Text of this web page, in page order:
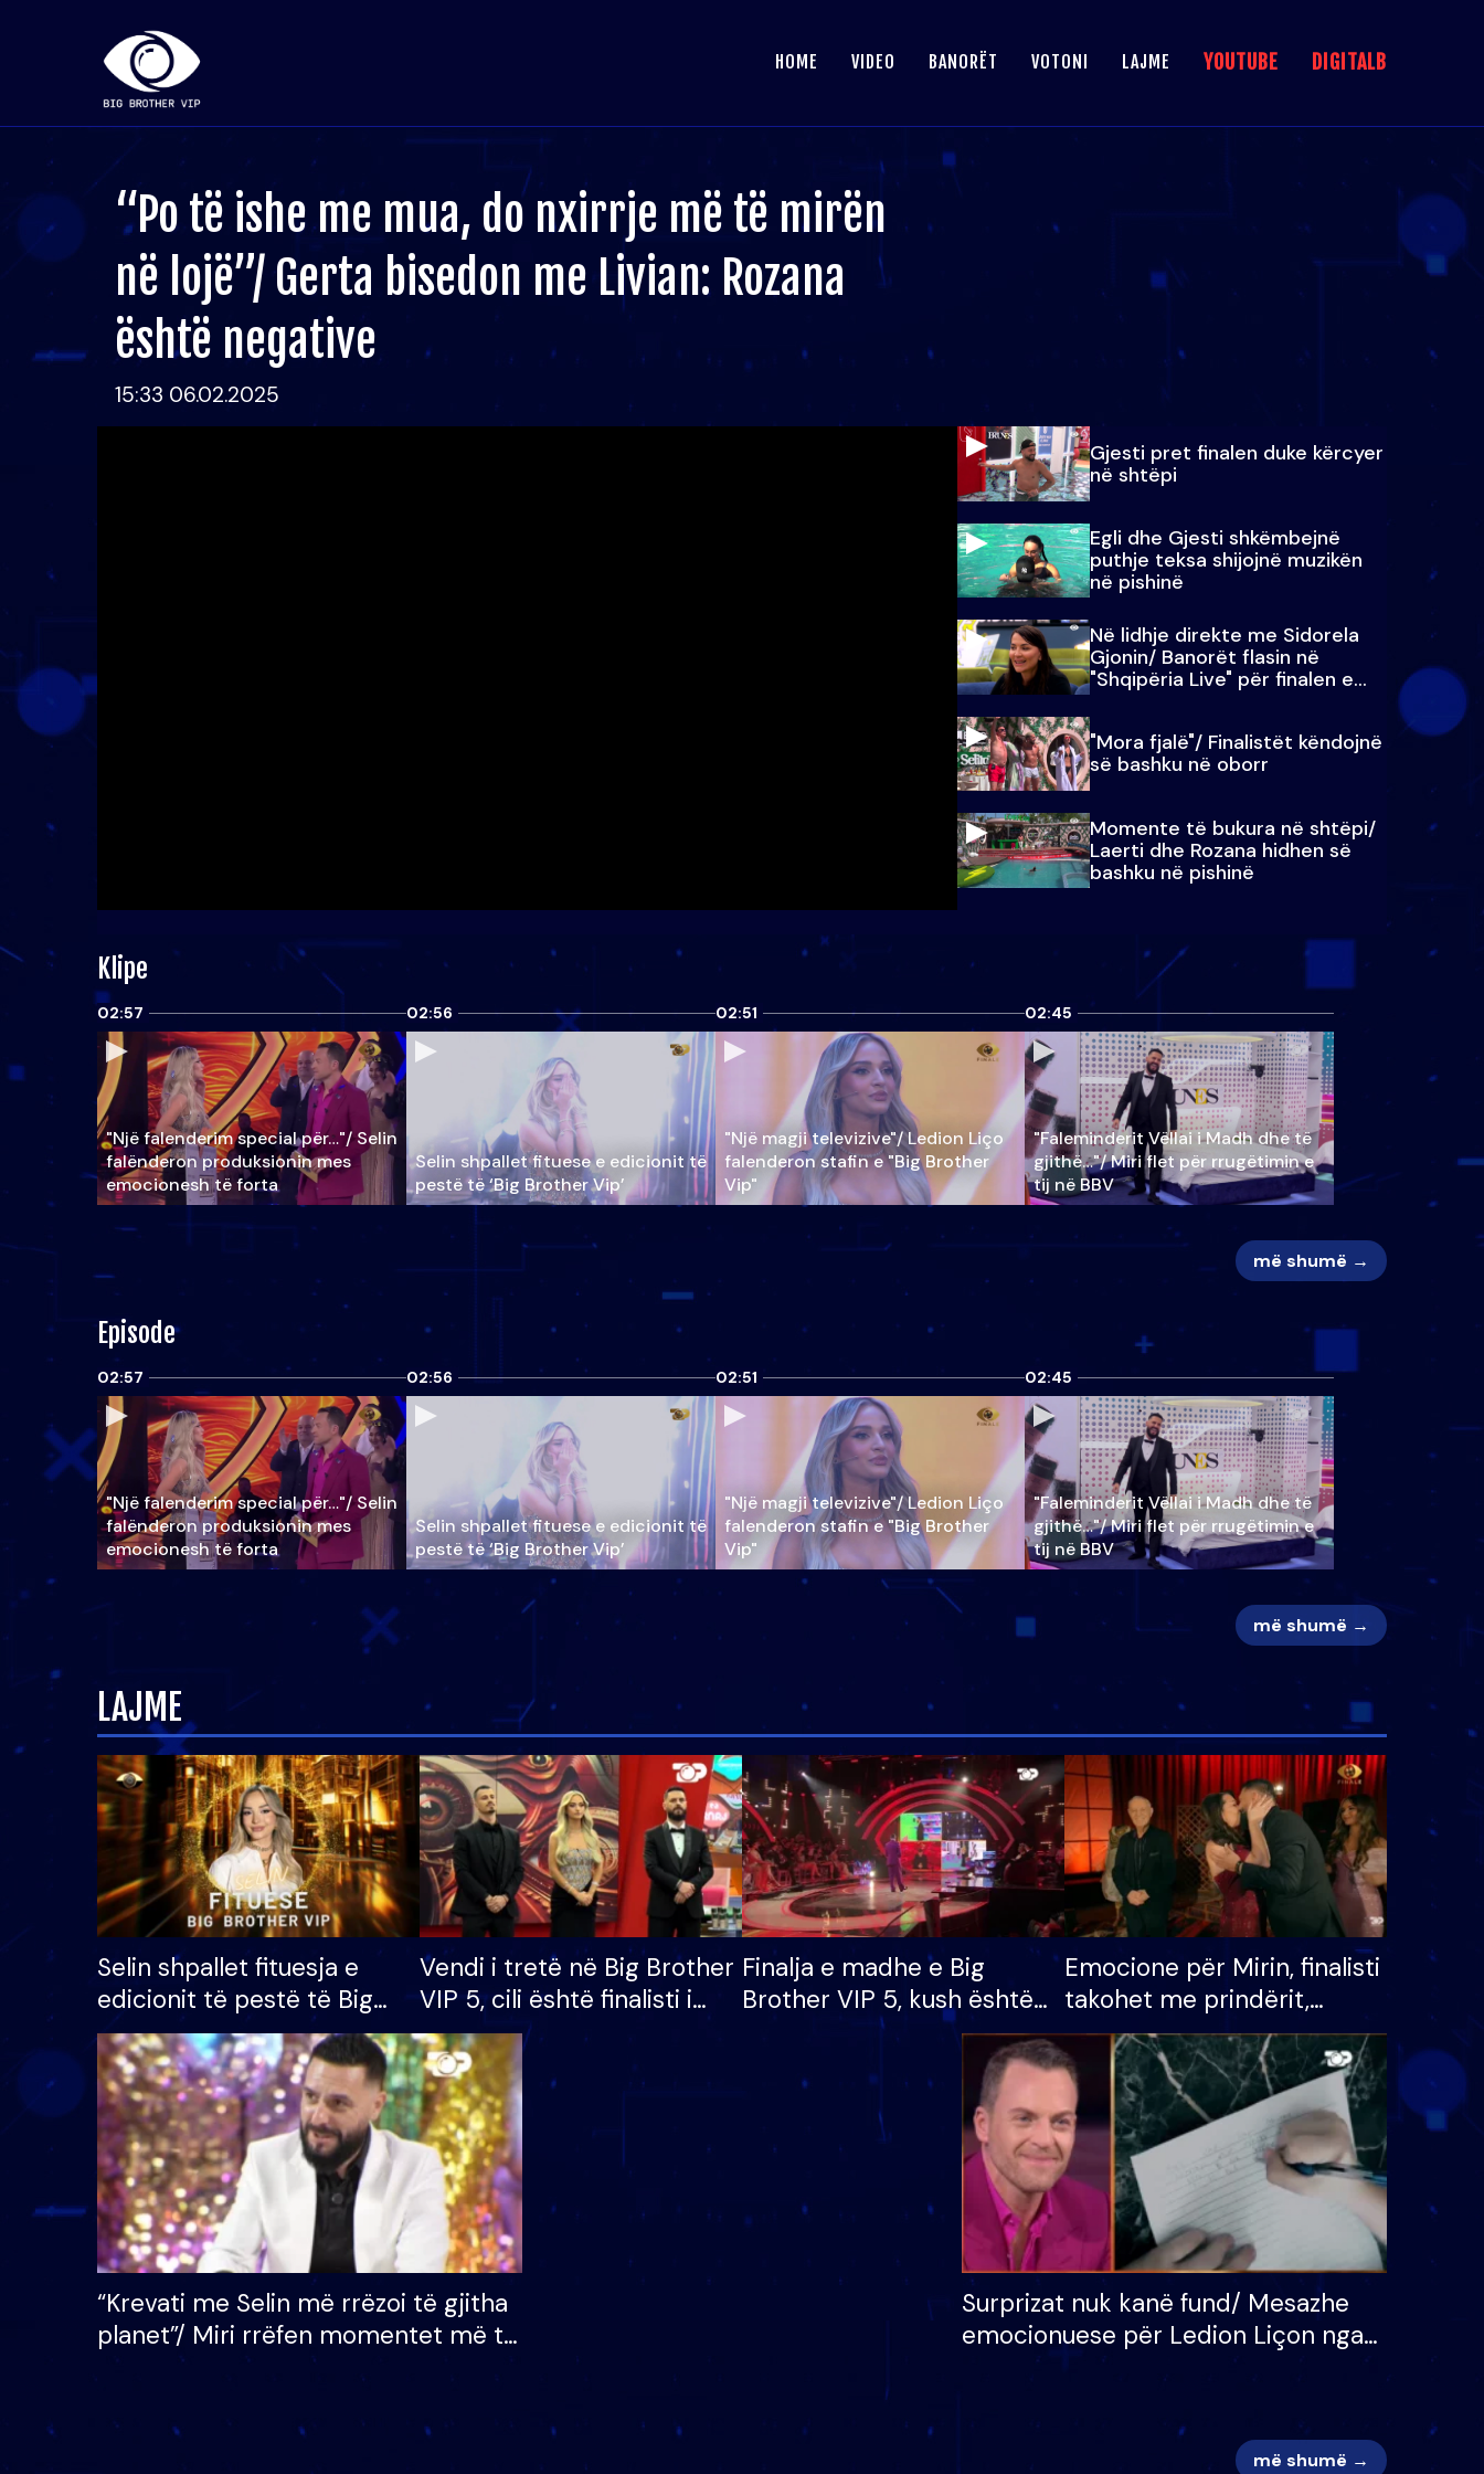
HOME VIDEO BANORËT VOTONI LAJME YOUTUBE DIGITALB
“Po të ishe me mua, do nxirrje më të mirën
në lojë”/ Gerta bisedon me Livian: Rozana
është negative
15:33 06.02.2025
Gjesti pret finalen duke kërcyer
në shtëpi
Egli dhe Gjesti shkëmbejnë
puthje teksa shijojnë muzikën
në pishinë
Në lidhje direkte me Sidorela
Gjonin/ Banorët flasin në
"Shqipëria Live" për finalen e
madhe
"Mora fjalë"/ Finalistët këndojnë
së bashku në oborr
Momente të bukura në shtëpi/
Laerti dhe Rozana hidhen së
bashku në pishinë
Klipe
02:57
"Një falenderim special për…"/ Selin
falënderon produksionin mes
emocionesh të forta
02:56
Selin shpallet fituese e edicionit të
pestë të ‘Big Brother Vip’
02:51
"Një magji televizive"/ Ledion Liço
falenderon stafin e "Big Brother
Vip"
02:45
"Faleminderit Vëllai i Madh dhe të
gjithë…"/ Miri flet për rrugëtimin e
tij në BBV
më shumë →
Episode
02:57
"Një falenderim special për…"/ Selin
falënderon produksionin mes
emocionesh të forta
02:56
Selin shpallet fituese e edicionit të
pestë të ‘Big Brother Vip’
02:51
"Një magji televizive"/ Ledion Liço
falenderon stafin e "Big Brother
Vip"
02:45
"Faleminderit Vëllai i Madh dhe të
gjithë…"/ Miri flet për rrugëtimin e
tij në BBV
më shumë →
LAJME
Selin shpallet fituesja e
edicionit të pestë të Big
Brother VIP, rrëmben
çmimin e madh prej 100
mijë eurosh
Vendi i tretë në Big Brother
VIP 5, cili është finalisti i
radhës që lë shtëpinë
Finalja e madhe e Big
Brother VIP 5, kush është
banori i parë që lë shtëpinë
dhe humb mundësinë për
të fituar çmimin e madh
Emocione për Mirin, finalisti
takohet me prindërit,
vajzën dhe bashkëshorten:
S’kemi ndonjë letër divorci
apo jo?
“Krevati me Selin më rrëzoi të gjitha
planet”/ Miri rrëfen momentet më të
bukura në shtëpinë e BB VIP: Do më
Surprizat nuk kanë fund/ Mesazhe
emocionuese për Ledion Liçon nga
nëna dhe fëmijët e tij, moderatori
më shumë →